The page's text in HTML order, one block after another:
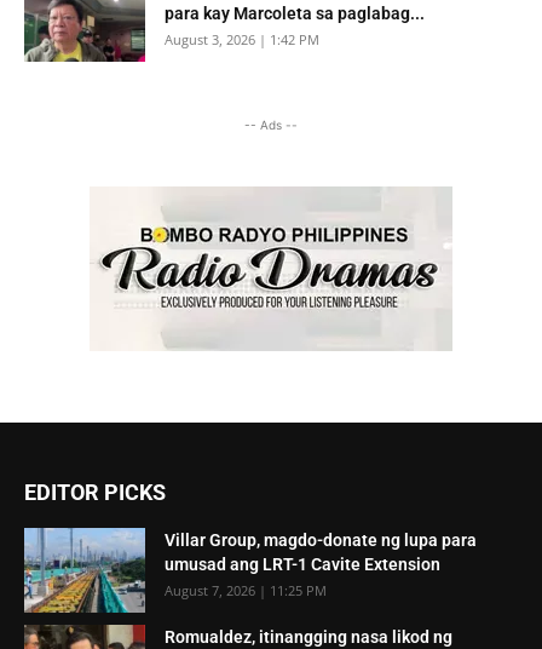
para kay Marcoleta sa paglabag...
August 3, 2026 | 1:42 PM
-- Ads --
EDITOR PICKS
Villar Group, magdo-donate ng lupa para
umusad ang LRT-1 Cavite Extension
August 7, 2026 | 11:25 PM
Romualdez, itinangging nasa likod ng